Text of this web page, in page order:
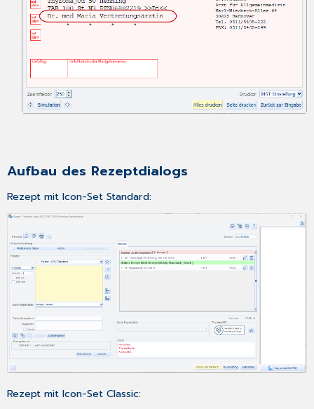
Aufbau des Rezeptdialogs
Rezept mit Icon-Set Standard:
Rezept mit Icon-Set Classic: